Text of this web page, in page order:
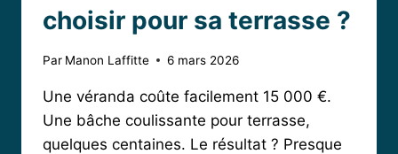
choisir pour sa terrasse ?
Par Manon Laffitte 6 mars 2026
Une véranda coûte facilement 15 000 €.
Une bâche coulissante pour terrasse,
quelques centaines. Le résultat ? Presque